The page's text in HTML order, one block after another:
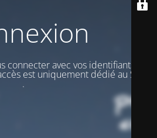
avec vos identifiants pour
est uniquement dédié au STAFF
.